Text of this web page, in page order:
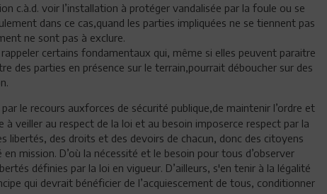
c.à.d. voir l’installation à protéger vandalisée par la foule ou se
dans ce cas,quand les parties impliquées ne se tiennent pas
ne sont pas à exclure.
certains fondamentaux qui, même si elles peuvent paraitre
des parties en présence sur le terrain,pourrait déboucher sur des
le recours auxforces de sécurité publique,de maintenir l’ordre et
veiller au respect de la loi et au besoin imposerce respect par la
libertés, des droits et des devoirs de chacun, donc des citoyens
mission. D’où la nécessité et le besoin pour tous d’observer
définies par la loi en vigueur. D’ailleurs, s'en tenir à la légalité
qui devrait bénéficier de l’acquiescement de tous, conditionner